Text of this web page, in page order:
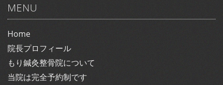
MENU
Home
院長プロフィール
もり鍼灸整骨院について
当院は完全予約制です